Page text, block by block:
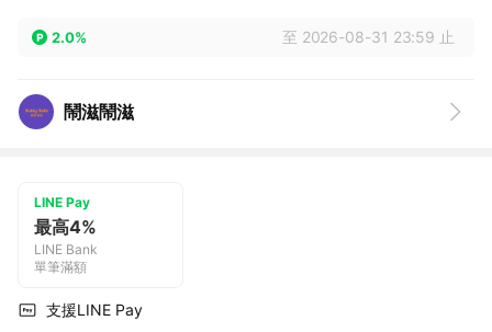
2.0% 至 2026-08-31 23:59 止
鬧滋鬧滋
LINE Pay
最高4%
LINE Bank
單筆滿額
支援LINE Pay